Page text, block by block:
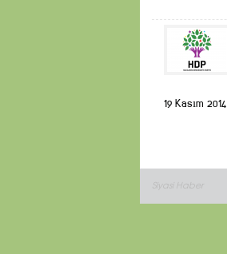
19 Kasım 2014
Siyasi Haber